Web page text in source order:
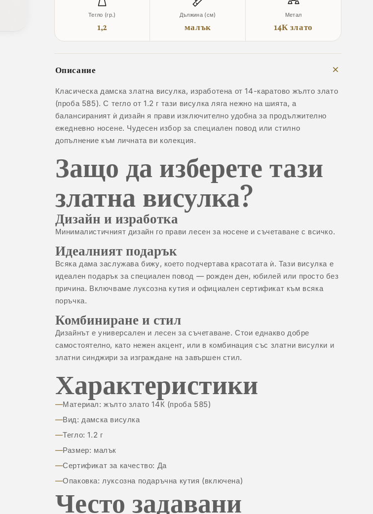
Тегло (гр.)
1,2
Дължина (см)
малък
Метал
14К злато
Описание
Класическа дамска златна висулка, изработена от 14-каратово жълто злато
(проба 585). С тегло от 1.2 г тази висулка ляга нежно на шията, а
балансираният ѝ дизайн я прави изключително удобна за продължително
ежедневно носене. Чудесен избор за специален повод или стилно
допълнение към личната ви колекция.
Защо да изберете тази
златна висулка?
Дизайн и изработка
Минималистичният дизайн го прави лесен за носене и съчетаване с всичко.
Идеалният подарък
Всяка дама заслужава бижу, което подчертава красотата ѝ. Тази висулка е
идеален подарък за специален повод — рожден ден, юбилей или просто без
причина. Включваме луксозна кутия и официален сертификат към всяка
поръчка.
Комбиниране и стил
Дизайнът е универсален и лесен за съчетаване. Стои еднакво добре
самостоятелно, като нежен акцент, или в комбинация със златни висулки и
златни синджири за изграждане на завършен стил.
Характеристики
Материал: жълто злато 14К (проба 585)
Вид: дамска висулка
Тегло: 1.2 г
Размер: малък
Сертификат за качество: Да
Опаковка: луксозна подаръчна кутия (включена)
Често задавани